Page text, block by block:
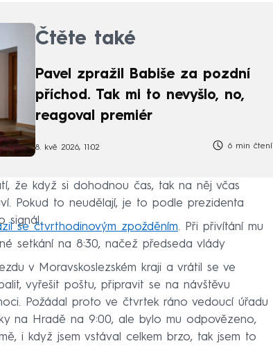
Čtěte také
Pavel zpražil Babiše za pozdní
příchod. Tak mi to nevyšlo, no,
reagoval premiér
8. kvě 2026, 11:02 6 min čtení
že když si dohodnou čas, tak na něj včas
Pokud to neudělají, je to podle prezidenta
signál.
se čtvrthodinovým zpožděním. Při přivítání mu
setkání na 8:30, načež předseda vlády
v Moravskoslezském kraji a vrátil se ve
vyřešit poštu, připravit se na návštěvu
Požádal proto ve čtvrtek ráno vedoucí úřadu
na Hradě na 9:00, ale bylo mu odpovězeno,
i když jsem vstával celkem brzo, tak jsem to